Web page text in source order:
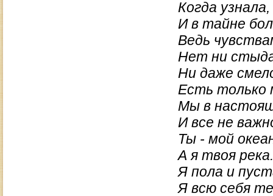
Когда
И в тайне
Ведь
Нет ни
Ни даже
Есть только
Мы в
И все не
Ты - мой
А я твоя река.
Я пола и
Я всю себя